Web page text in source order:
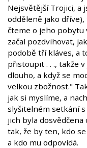
Nejsvětější Trojici, a
odděleně jako
čteme o jeho pobytu
začal pozdvihovat,
podobě tří kláves, a
přistoupit . . ., takže
dlouho, a když se
velkou zbožnost."
jak si myslíme, a
slyšitelném setkání
jich byla dosvědčena
tak, že by ten, kdo
a kdo mu odpovídá.